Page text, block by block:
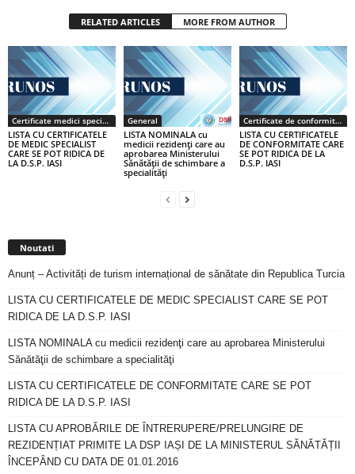
RELATED ARTICLES MORE FROM AUTHOR
Certificate medici specialiști / primari
LISTA CU CERTIFICATELE
DE MEDIC SPECIALIST
CARE SE POT RIDICA DE
LA D.S.P. IASI
General
LISTA NOMINALA cu
medicii rezidenţi care au
aprobarea Ministerului
Sănătăţii de schimbare a
specialităţi
Certificate de conformitate
LISTA CU CERTIFICATELE
DE CONFORMITATE CARE
SE POT RIDICA DE LA
D.S.P. IASI
Noutati
Anunț – Activități de turism internațional de sănătate din Republica Turcia
LISTA CU CERTIFICATELE DE MEDIC SPECIALIST CARE SE POT
RIDICA DE LA D.S.P. IASI
LISTA NOMINALA cu medicii rezidenţi care au aprobarea Ministerului
Sănătăţii de schimbare a specialităţi
LISTA CU CERTIFICATELE DE CONFORMITATE CARE SE POT
RIDICA DE LA D.S.P. IASI
LISTA CU APROBĂRILE DE ÎNTRERUPERE/PRELUNGIRE DE
REZIDENȚIAT PRIMITE LA DSP IAȘI DE LA MINISTERUL SĂNĂTĂȚII
ÎNCEPÂND CU DATA DE 01.01.2016